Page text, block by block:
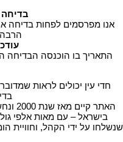
אנו מפרסמים לפחות בדיחה
הרבה
חדי עין יכולים לראות
האתר
בישראל – עם מאות אלפי
שנשלחו על ידי הקהל, וחוויית